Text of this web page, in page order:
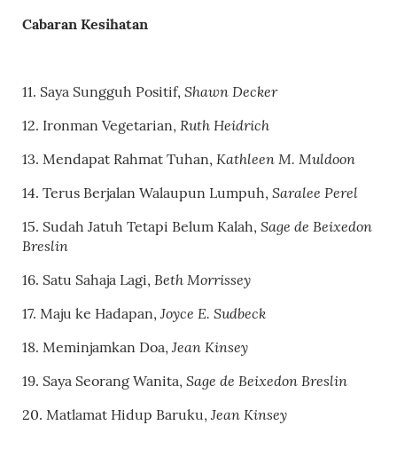
Cabaran Kesihatan
11. Saya Sungguh Positif, Shawn Decker
12. Ironman Vegetarian, Ruth Heidrich
13. Mendapat Rahmat Tuhan, Kathleen M. Muldoon
14. Terus Berjalan Walaupun Lumpuh, Saralee Perel
15. Sudah Jatuh Tetapi Belum Kalah, Sage de Beixedon
Breslin
16. Satu Sahaja Lagi, Beth Morrissey
17. Maju ke Hadapan, Joyce E. Sudbeck
18. Meminjamkan Doa, Jean Kinsey
19. Saya Seorang Wanita, Sage de Beixedon Breslin
20. Matlamat Hidup Baruku, Jean Kinsey